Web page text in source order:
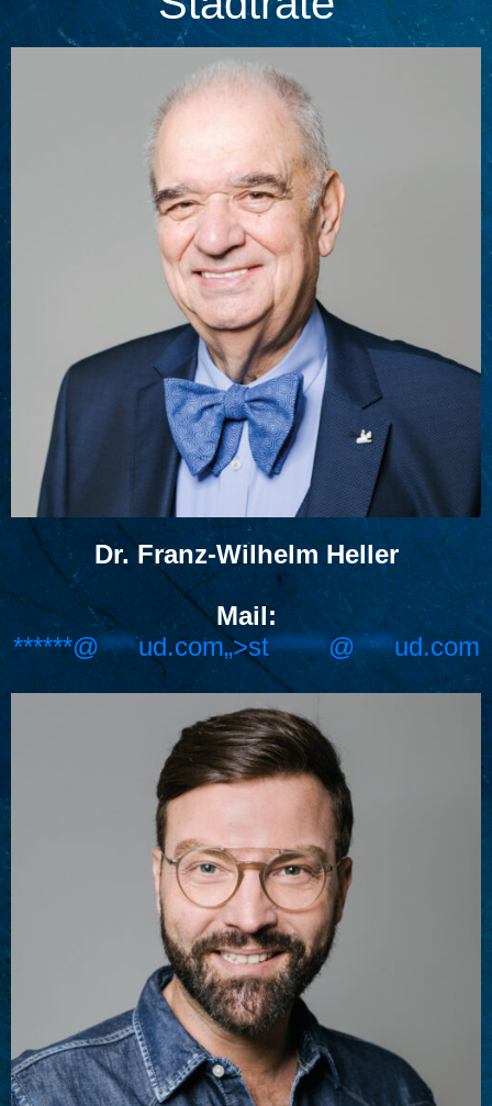
Dr. Franz-Wilhelm Heller
Mail:
******@****ud.com„>st******@****ud.com